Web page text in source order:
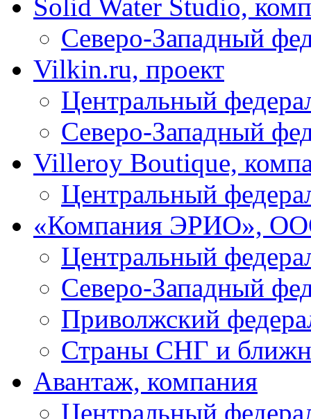
Solid Water Studio,
Северо-Западный
Vilkin.ru, проект
Центральный
Северо-Западный
Villeroy Boutique,
Центральный
«Компания ЭРИО»,
Центральный
Северо-Западный
Приволжский
Страны СНГ и
Авантаж, компания
Центральный